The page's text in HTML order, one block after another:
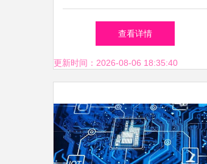
创新的未来
查看详情
更新时间：2026-08-06 18:35:40